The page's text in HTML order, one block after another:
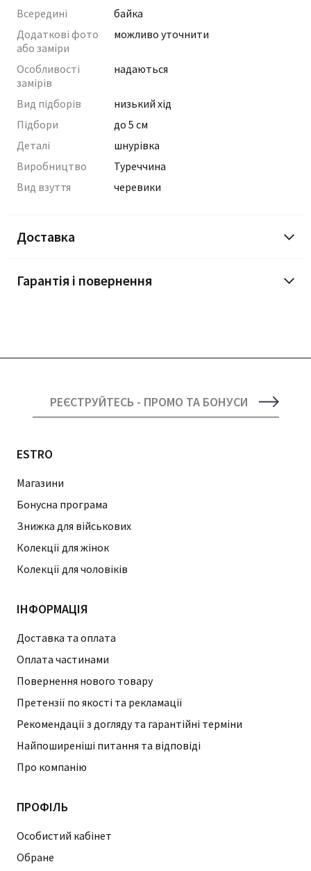
Всередині
байка
Додаткові фото
або заміри
можливо уточнити
Особливості
замірів
надаються
Вид підборів
низький хід
Підбори
до 5 см
Деталі
шнурівка
Виробництво
Туреччина
Вид взуття
черевики
Доставка
Гарантія і повернення
РЕЄСТРУЙТЕСЬ - ПРОМО ТА БОНУСИ
ESTRO
Магазини
Бонусна програма
Знижка для військових
Колекції для жінок
Колекції для чоловіків
ІНФОРМАЦІЯ
Доставка та оплата
Оплата частинами
Повернення нового товару
Претензії по якості та рекламації
Рекомендації з догляду та гарантійні терміни
Найпоширеніші питання та відповіді
Про компанію
ПРОФІЛЬ
Особистий кабінет
Обране